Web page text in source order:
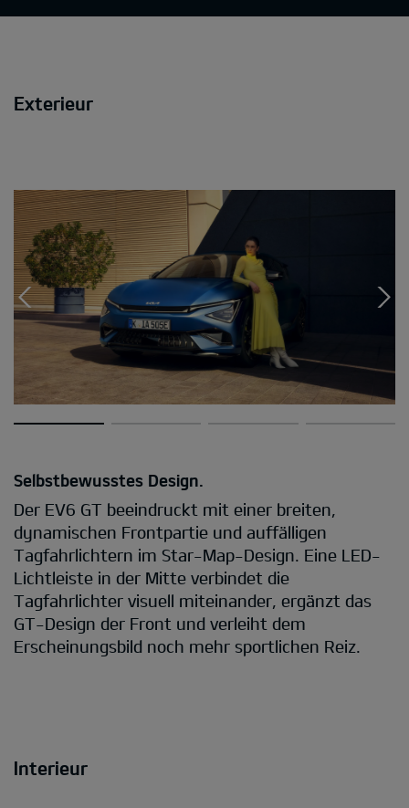
Exterieur
Selbstbewusstes Design.
Der EV6 GT beeindruckt mit einer breiten,
dynamischen Frontpartie und auffälligen
Tagfahrlichtern im Star-Map-Design. Eine LED-
Lichtleiste in der Mitte verbindet die
Tagfahrlichter visuell miteinander, ergänzt das
GT-Design der Front und verleiht dem
Erscheinungsbild noch mehr sportlichen Reiz.
Interieur